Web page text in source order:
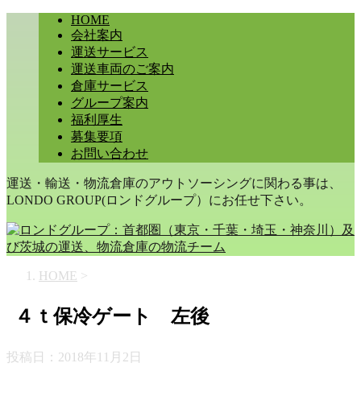
HOME
会社案内
運送サービス
運送車両のご案内
倉庫サービス
グループ案内
福利厚生
募集要項
お問い合わせ
運送・輸送・物流倉庫のアウトソーシングに関わる事は、
LONDO GROUP(ロンドグループ）にお任せ下さい。
HOME >
４ｔ保冷ゲート 左後
投稿日： 2018年11月2日